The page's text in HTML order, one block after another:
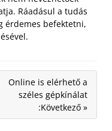
Ráadásul a tudás
érdemes befektetni,
Online is elérhető a
széles gépkínálat
:Következő »